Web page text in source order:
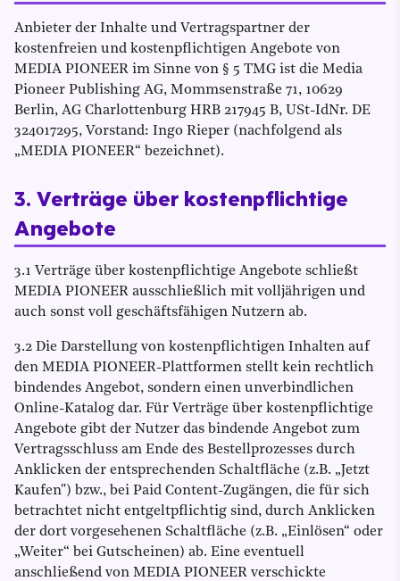
Anbieter der Inhalte und Vertragspartner der
kostenfreien und kostenpflichtigen Angebote von
MEDIA PIONEER im Sinne von § 5 TMG ist die Media
Pioneer Publishing AG, Mommsenstraße 71, 10629
Berlin, AG Charlottenburg HRB 217945 B, USt-IdNr. DE
324017295, Vorstand: Ingo Rieper (nachfolgend als
„MEDIA PIONEER“ bezeichnet).
3. Verträge über kostenpflichtige
Angebote
3.1 Verträge über kostenpflichtige Angebote schließt
MEDIA PIONEER ausschließlich mit volljährigen und
auch sonst voll geschäftsfähigen Nutzern ab.
3.2 Die Darstellung von kostenpflichtigen Inhalten auf
den MEDIA PIONEER-Plattformen stellt kein rechtlich
bindendes Angebot, sondern einen unverbindlichen
Online-Katalog dar. Für Verträge über kostenpflichtige
Angebote gibt der Nutzer das bindende Angebot zum
Vertragsschluss am Ende des Bestellprozesses durch
Anklicken der entsprechenden Schaltfläche (z.B. „Jetzt
Kaufen") bzw., bei Paid Content-Zugängen, die für sich
betrachtet nicht entgeltpflichtig sind, durch Anklicken
der dort vorgesehenen Schaltfläche (z.B. „Einlösen“ oder
„Weiter“ bei Gutscheinen) ab. Eine eventuell
anschließend von MEDIA PIONEER verschickte